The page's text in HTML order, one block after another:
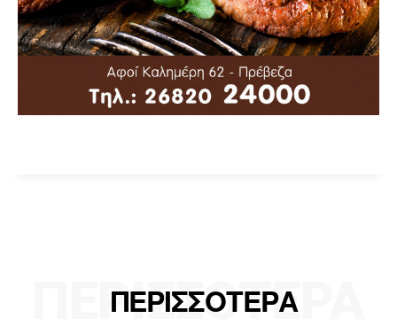
ΠΕΡΙΣΣΟΤΕΡΑ
ΠΕΡΙΣΣΟΤΕΡΑ